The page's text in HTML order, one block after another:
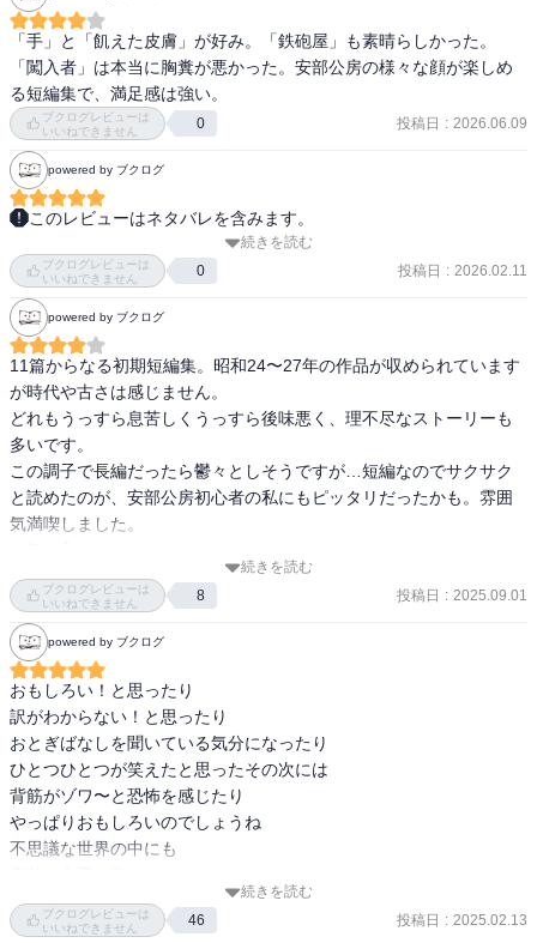
た。
「手」と「飢えた皮膚」が好み。「鉄砲屋」も素晴らしかった。
「闖入者」は本当に胸糞が悪かった。安部公房の様々な顔が楽しめ
る短編集で、満足感は強い。
ブクログレビューは
いいねできません
0 投稿日 : 2026.06.09
powered by ブクログ
このレビューはネタバレを含みます。
どれも予想がつかない物語で一気に読めた。
時代背景や当時の安部公房の状況を理解すると、きっと意図のよう
なものが読み取れるのかなとは思うが、面倒くさいので読んであり
のままを楽しんだ。
水中都市のフレーズで
おれはおれにもうそれほど執着していないのだから、魚になってま
でおれであろうとは思わない
というのがとても気に入った。
環境や社会が変化していくときに、いつまでも自分の信念に固執し
ないというしなやかさを感じて、自分にとっての希望の言葉になっ
た。
あとは鉄砲屋にスミレの香水というのが出てきて、わざわざ香水売
場に出かけて行って2〜3嗅がせてもらったが、それらは女性らしさ
全開の香りで全く好みではなかった。
手の、伝書鳩の変化も面白かった。伝書鳩時代の飼い主を、最後は
弾丸となって撃ち抜いてしまうが、鳩は何一つ自分では選べなかっ
た悲しみをどこかおかしく書いてあるのがよかった。
あと、一人称が「おれ」というのも好き。
続きを読む
ブクログレビューは
いいねできません
0 投稿日 : 2026.02.11
powered by ブクログ
11篇からなる初期短編集。昭和24〜27年の作品が収められています
が時代や古さは感じません。
どれもうっすら息苦しくうっすら後味悪く、理不尽なストーリーも
多いです。
この調子で長編だったら鬱々としそうですが…短編なのでサクサク
と読めたのが、安部公房初心者の私にもピッタリだったかも。雰囲
気満喫しました。
「デンドロカカリヤ」「手」「水中都市」「飢えた皮膚」「闖入
者」
小石川植物園に、デンドロカカリヤを見に行きたくなりました。
続きを読む
ブクログレビューは
いいねできません
8 投稿日 : 2025.09.01
powered by ブクログ
おもしろい！と思ったり
訳がわからない！と思ったり
おとぎばなしを聞いている気分になったり
ひとつひとつが笑えたと思ったその次には
背筋がゾワ〜と恐怖を感じたり
やっぱりおもしろいのでしょうね
不思議な世界の中にも
次にあげる表現は雪に囲まれた冬の今だから、
なおさら心に響いて残っています。素敵な表現！
続きを読む
ブクログレビューは
いいねできません
46 投稿日 : 2025.02.13